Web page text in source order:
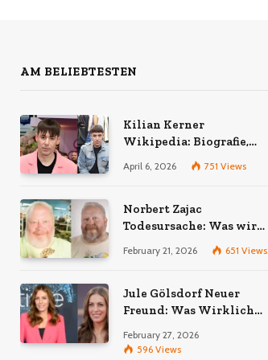
AM BELIEBTESTEN
Kilian Kerner
Wikipedia: Biografie,
Karriere und Erfolge des
Berliner Modedesigners
April 6, 2026 751 Views
Norbert Zajac
Todesursache: Was wir
wirklich wissen
February 21, 2026 651 Views
Jule Gölsdorf Neuer
Freund: Was Wirklich
February 27, 2026
596 Views